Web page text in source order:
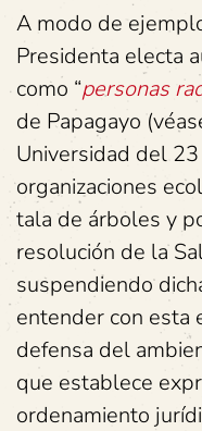
A modo de
Presidenta electa
como “personas
de Papagayo
Universidad del
organizaciones
tala de árboles y
resolución de la
suspendiendo
entender con esta
defensa del
que establece
ordenamiento